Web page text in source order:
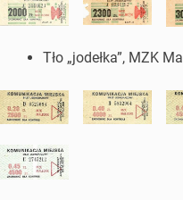
Tło „jodełka”, MZK